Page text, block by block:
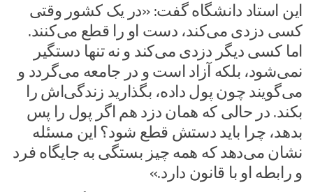
این استاد دانشگاه گفت: «در یک کشور وقتی
کسی دزدی می‌کند، دست او را قطع می‌کنند.
اما کسی دیگر دزدی می‌کند و نه تنها دستگیر
نمی‌شود، بلکه آزاد است و در جامعه می‌گردد و
می‌گویند چون پول داده، بگذارید زندگی‌اش را
بکند. در حالی که همان دزد هم اگر پول را پس
بدهد، چرا باید دستش قطع شود؟ این مسئله
نشان می‌دهد که همه چیز بستگی به جایگاه فرد
و رابطه او با قانون دارد.»